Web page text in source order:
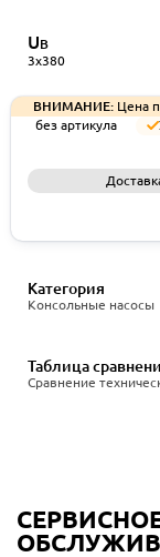
UВ
3x380
ВНИМАНИЕ: Цена
без артикула
Консольные насосы
Категория
Сравнение
Таблица